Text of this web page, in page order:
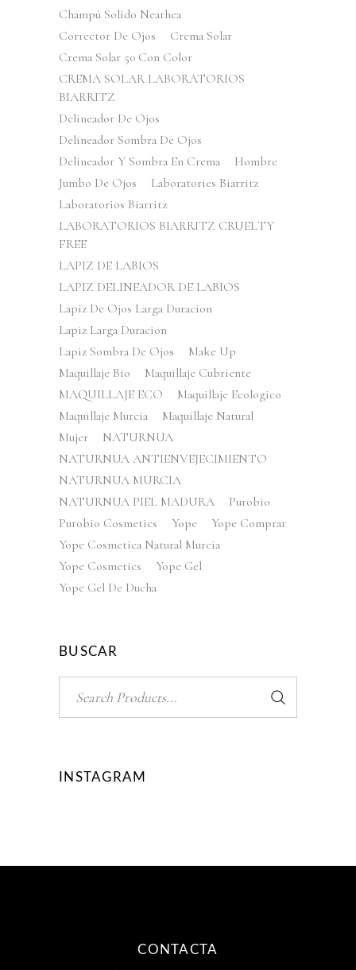
Champú Solido Neathea
Corrector De Ojos
Crema Solar
Crema Solar 50 Con Color
CREMA SOLAR LABORATORIOS
BIARRITZ
Delineador De Ojos
Delineador Sombra De Ojos
Delineador Y Sombra En Crema
Hombre
Jumbo De Ojos
Laboratories Biarritz
Laboratorios Biarritz
LABORATORIOS BIARRITZ CRUELTY
FREE
LAPIZ DE LABIOS
LAPIZ DELINEADOR DE LABIOS
Lapiz De Ojos Larga Duracion
Lapiz Larga Duracion
Lapiz Sombra De Ojos
Make Up
Maquillaje Bio
Maquillaje Cubriente
MAQUILLAJE ECO
Maquillaje Ecologico
Maquillaje Murcia
Maquillaje Natural
Mujer
NATURNUA
NATURNUA ANTIENVEJECIMIENTO
NATURNUA MURCIA
NATURNUA PIEL MADURA
Purobio
Purobio Cosmetics
Yope
Yope Comprar
Yope Cosmetica Natural Murcia
Yope Cosmetics
Yope Gel
Yope Gel De Ducha
BUSCAR
INSTAGRAM
CONTACTA